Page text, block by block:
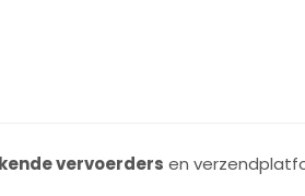
vervoerders en